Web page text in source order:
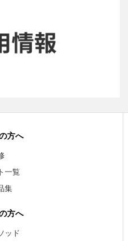
方へ
一覧
集
方へ
ッド